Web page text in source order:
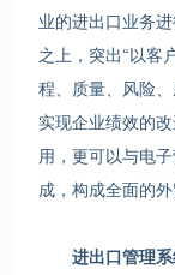
业的进出口业务
之上，突出“以客
程、质量、风险
实现企业绩效的
用，更可以与电
成，构成全面的外
进出口管理